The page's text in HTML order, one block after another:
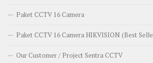
Paket CCTV 16 Camera
Paket CCTV 16 Camera HIKVISION (Best
Our Customer / Project Sentra CCTV